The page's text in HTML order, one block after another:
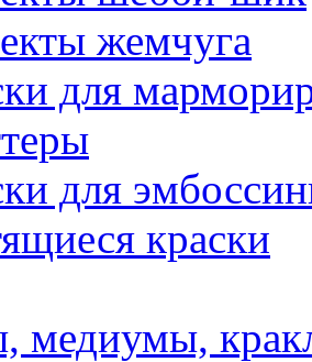
жемчуга
для
для
краски
медиумы,